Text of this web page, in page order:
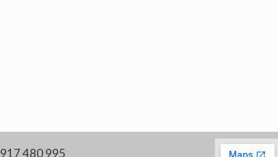
917 480 995